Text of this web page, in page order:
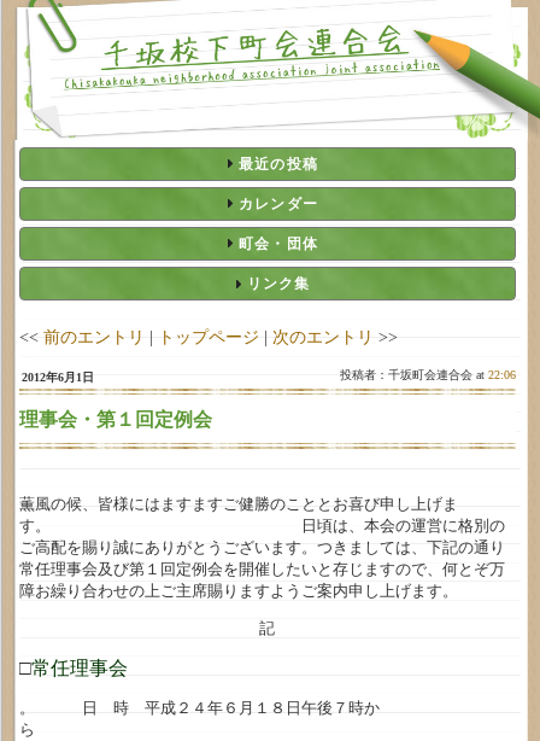
最近の投稿
カレンダー
町会・団体
リンク集
<< 前のエントリ | トップページ | 次のエントリ >>
2012年6月1日 投稿者：千坂町会連合会 at22:06
理事会・第１回定例会
薫風の候、皆様にはますますご健勝のこととお喜び申し上げま
す。 日頃は、本会の運営に格別の
ご高配を賜り誠にありがとうございます。つきましては、下記の通り
常任理事会及び第１回定例会を開催したいと存じますので、何とぞ万
障お繰り合わせの上ご主席賜りますようご案内申し上げます。
記
□常任理事会
。 日 時 平成２４年６月１８日午後７時か
ら